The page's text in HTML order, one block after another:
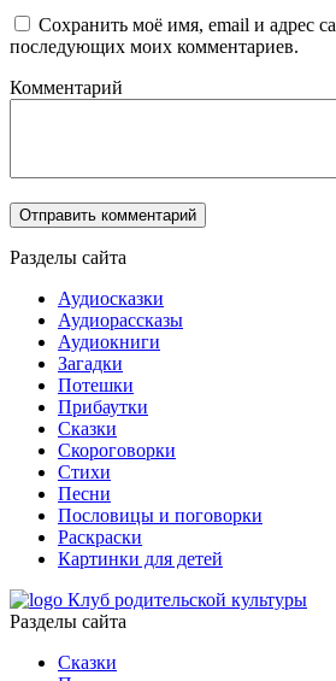
Сохранить моё имя, email и адрес
последующих моих комментариев.
Комментарий
Разделы сайта
Аудиосказки
Аудиорассказы
Аудиокниги
Загадки
Потешки
Прибаутки
Сказки
Скороговорки
Стихи
Песни
Пословицы и поговорки
Раскраски
Картинки для детей
Клуб родительской культуры
Разделы сайта
Сказки